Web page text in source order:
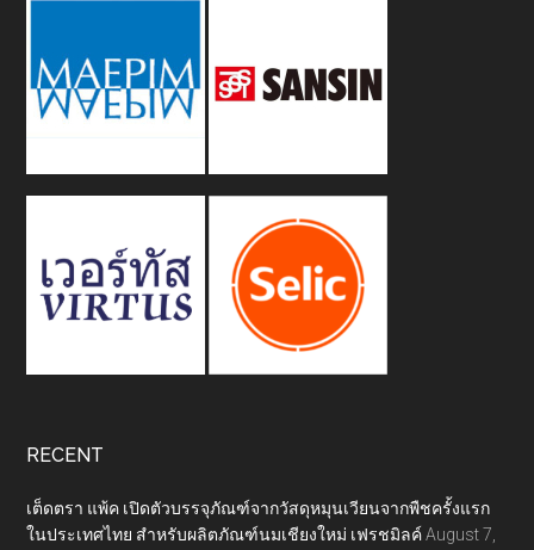
RECENT
เต็ดตรา แพ้ค เปิดตัวบรรจุภัณฑ์จากวัสดุหมุนเวียนจากพืชครั้งแรก
ในประเทศไทย สำหรับผลิตภัณฑ์นมเชียงใหม่ เฟรชมิลค์ August 7,